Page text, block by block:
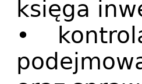
księga
•